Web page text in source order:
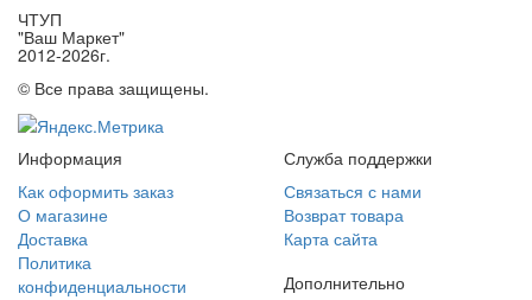
ЧТУП
"Ваш Маркет"
2012-2026г.
© Все права защищены.
Информация
Как оформить заказ
О магазине
Доставка
Политика
конфиденциальности
Служба поддержки
Связаться с нами
Возврат товара
Карта сайта
Дополнительно